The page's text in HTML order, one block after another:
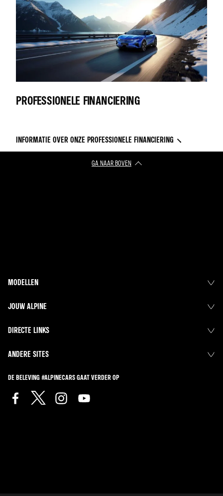
PROFESSIONELE FINANCIERING
INFORMATIE OVER ONZE PROFESSIONELE FINANCIERING
GA NAAR BOVEN
MODELLEN
JOUW ALPINE
DIRECTE LINKS
ANDERE SITES
DE BELEVING #ALPINECARS GAAT VERDER OP